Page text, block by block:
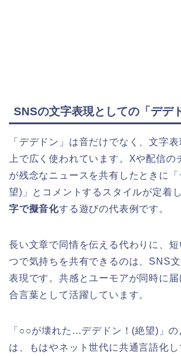
SNSの文字表現としての「デデ
「デデドン」は音だけでなく、文字
上で広く使われています。Xや配信の
が残念なニュースを共有したときに「
望)」とコメントするスタイルが定着し
字で擬音化する遊びの代表例です。
長い文章で同情を伝える代わりに、短
つで気持ちを共有できるのは、SNS
表現です。共感とユーモアが同時に
合言葉として活躍しています。
「○○が壊れた…デデドン！(絶望)」の
は、もはやネット世代に共通言語化